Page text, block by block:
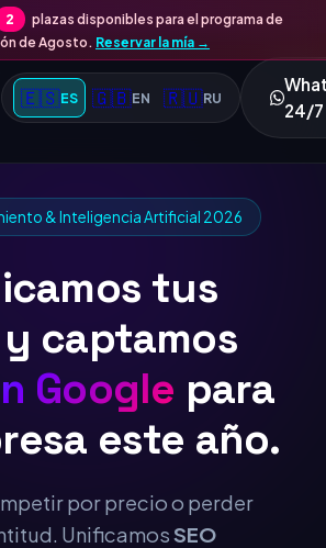
2
plazas disponibles para el programa de
de Agosto. Reservar la mía →
🇪🇸ES 🇬🇧EN 🇷🇺RU
24/7
& Inteligencia Artificial 2026
tus
captamos
Google para
este año.
por precio o perder
UnificamosSEO